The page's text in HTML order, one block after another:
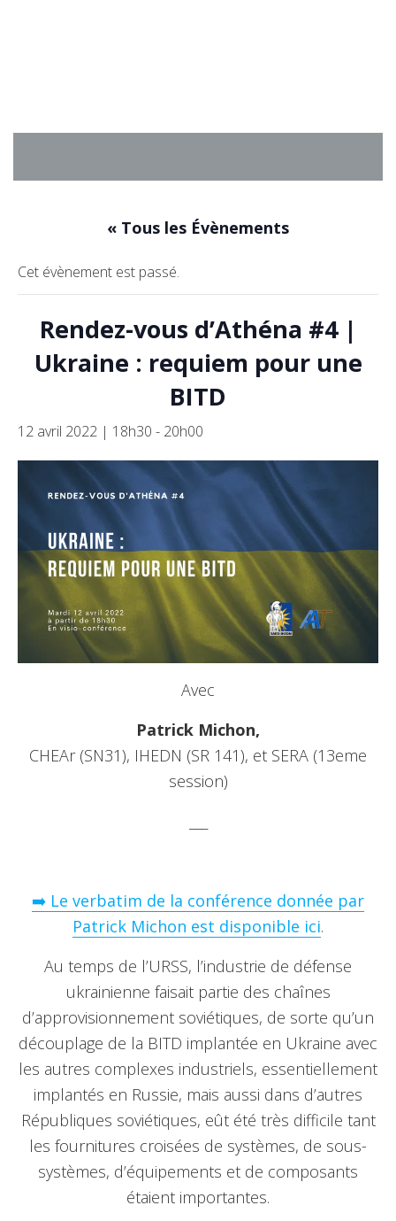
« Tous les Évènements
Cet évènement est passé.
Rendez-vous d’Athéna #4 |
Ukraine : requiem pour une
BITD
12 avril 2022 | 18h30 - 20h00
Avec
Patrick Michon,
CHEAr (SN31), IHEDN (SR 141), et SERA (13eme
session)
➡️ Le verbatim de la conférence donnée par
Patrick Michon est disponible ici.
Au temps de l’URSS, l’industrie de défense
ukrainienne faisait partie des chaînes
d’approvisionnement soviétiques, de sorte qu’un
découplage de la BITD implantée en Ukraine avec
les autres complexes industriels, essentiellement
implantés en Russie, mais aussi dans d’autres
Républiques soviétiques, eût été très difficile tant
les fournitures croisées de systèmes, de sous-
systèmes, d’équipements et de composants
étaient importantes.